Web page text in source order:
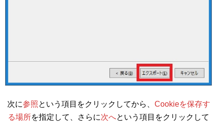
次に参照 という項目をクリックしてから、 Cookieを保存す
る場所を指定して、さらに次へという項目をクリックして